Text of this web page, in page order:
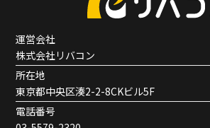
運営会社
株式会社リバコン
所在地
東京都中央区湊2-2-8CKビル5F
電話番号